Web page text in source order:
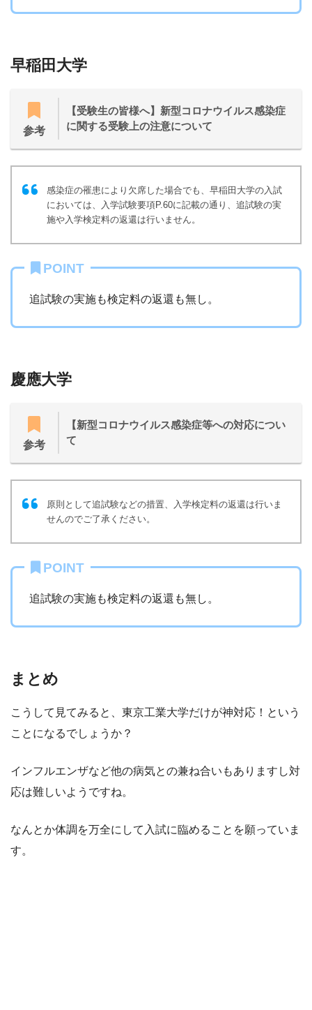
早稲田大学
参考
【受験生の皆様へ】新型コロナウイルス感染症
に関する受験上の注意について
感染症の罹患により欠席した場合でも、早稲田大学の入試
においては、入学試験要項P.60に記載の通り、追試験の実
施や入学検定料の返還は行いません。
POINT
追試験の実施も検定料の返還も無し。
慶應大学
参考
【新型コロナウイルス感染症等への対応につい
て
原則として追試験などの措置、入学検定料の返還は行いま
せんのでご了承ください。
POINT
追試験の実施も検定料の返還も無し。
まとめ
こうして見てみると、東京工業大学だけが神対応！という
ことになるでしょうか？
インフルエンザなど他の病気との兼ね合いもありますし対
応は難しいようですね。
なんとか体調を万全にして入試に臨めることを願っていま
す。